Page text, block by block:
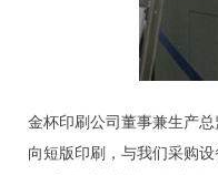
金杯印刷公司董事兼生产
向短版印刷，与我们采购